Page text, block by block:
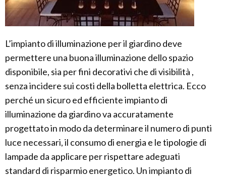
L’impianto di illuminazione per il giardino deve
permettere una buona illuminazione dello spazio
disponibile, sia per fini decorativi che di visibilità ,
senza incidere sui costi della bolletta elettrica. Ecco
perché un sicuro ed efficiente impianto di
illuminazione da giardino va accuratamente
progettato in modo da determinare il numero di punti
luce necessari, il consumo di energia e le tipologie di
lampade da applicare per rispettare adeguati
standard di risparmio energetico. Un impianto di